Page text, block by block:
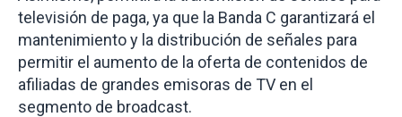
televisión de paga, ya que la Banda C garantizará el
mantenimiento y la distribución de señales para
permitir el aumento de la oferta de contenidos de
afiliadas de grandes emisoras de TV en el
segmento de broadcast.